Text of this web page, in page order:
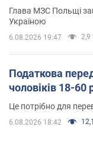
Глава МЗС Польщі
Україною
6.08.2026 19:47 2,9
Податкова
чоловіків 18-60
Це потрібно для
6.08.2026 18:42